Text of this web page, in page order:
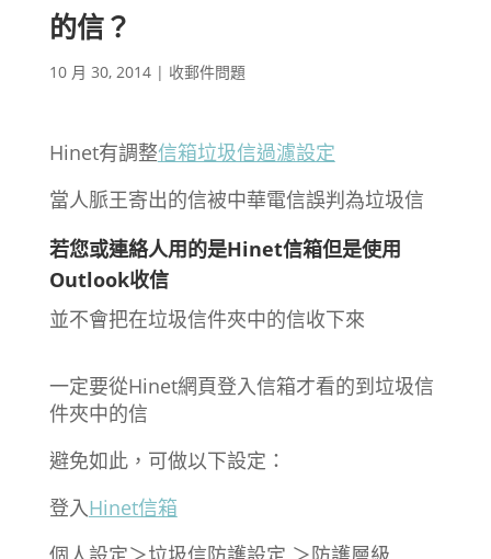
的信？
10 月 30, 2014| 收郵件問題
Hinet有調整信箱垃圾信過濾設定
當人脈王寄出的信被中華電信誤判為垃圾信
若您或連絡人用的是Hinet信箱但是使用
Outlook收信
並不會把在垃圾信件夾中的信收下來
一定要從Hinet網頁登入信箱才看的到垃圾信
件夾中的信
避免如此，可做以下設定：
登入Hinet信箱